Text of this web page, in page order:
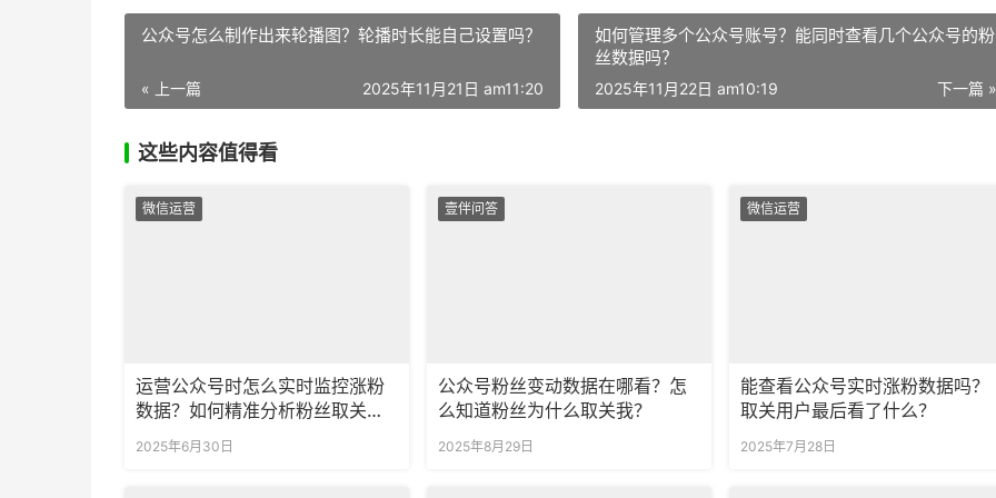
公众号怎么制作出来轮播图？轮播时长能自己设置吗？
« 上一篇 2025年11月21日 am11:20
如何管理多个公众号账号？能同时查看几个公众号的粉
丝数据吗？
下一篇 »
2025年11月22日 am10:19
这些内容值得看
微信运营
运营公众号时怎么实时监控涨粉
数据？如何精准分析粉丝取关原
2025年6月30日
壹伴问答
公众号粉丝变动数据在哪看？怎
么知道粉丝为什么取关我？
2025年8月29日
微信运营
能查看公众号实时涨粉数据吗？
取关用户最后看了什么？
2025年7月28日